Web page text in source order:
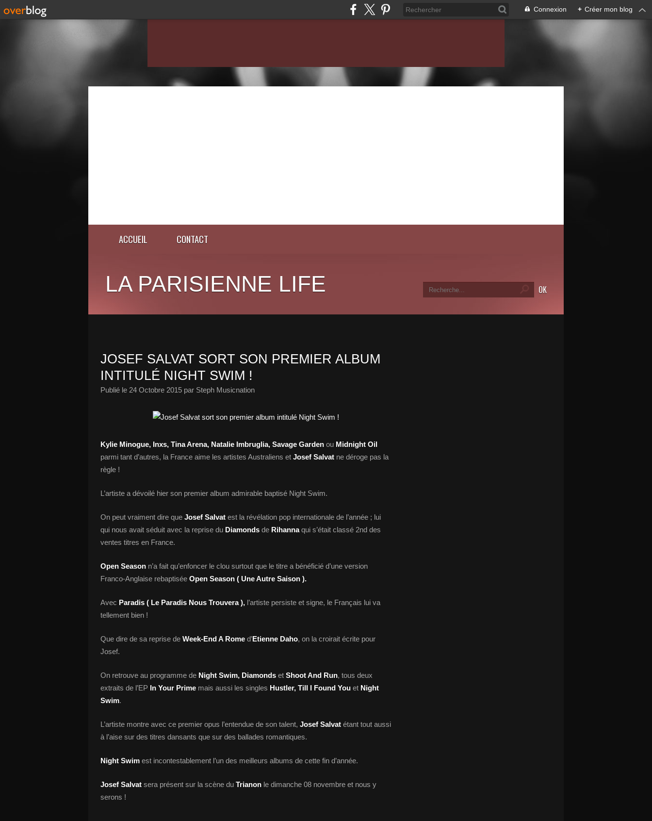
Connexion + Créer mon blog
ACCUEIL CONTACT
LA PARISIENNE LIFE
JOSEF SALVAT SORT SON PREMIER ALBUM
INTITULÉ NIGHT SWIM !
Publié le 24 Octobre 2015 par Steph Musicnation
Kylie Minogue, Inxs, Tina Arena, Natalie Imbruglia, Savage Garden ou Midnight Oil
parmi tant d’autres, la France aime les artistes Australiens et Josef Salvat ne déroge pas la
règle !
L’artiste a dévoilé hier son premier album admirable baptisé Night Swim.
On peut vraiment dire que Josef Salvat est la révélation pop internationale de l’année ; lui
qui nous avait séduit avec la reprise du Diamonds de Rihannaqui s’était classé 2nd des
ventes titres en France.
Open Season n’a fait qu’enfoncer le clou surtout que le titre a bénéficié d’une version
Franco-Anglaise rebaptisée Open Season ( Une Autre Saison ).
Avec Paradis ( Le Paradis Nous Trouvera ), l’artiste persiste et signe, le Français lui va
tellement bien !
Que dire de sa reprise de Week-End A Rome d’Etienne Daho, on la croirait écrite pour
Josef.
On retrouve au programme de Night Swim, Diamonds et Shoot And Run, tous deux
extraits de l’EP In Your Prime mais aussi les singles Hustler, Till I Found You et Night
Swim.
L’artiste montre avec ce premier opus l’entendue de son talent, Josef Salvat étant tout aussi
à l’aise sur des titres dansants que sur des ballades romantiques.
Night Swim est incontestablement l’un des meilleurs albums de cette fin d’année.
Josef Salvat sera présent sur la scène du Trianon le dimanche 08 novembre et nous y
serons !